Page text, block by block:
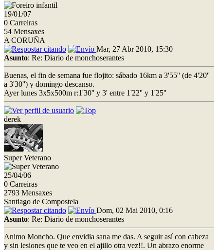
19/01/07
0 Carreiras
54 Mensaxes
A CORUÑA
Mar, 27 Abr 2010, 15:30
Asunto: Re: Diario de monchoserantes
Buenas, el fin de semana fue flojito: sábado 16km a 3'55'' (de 4'20''
a 3'30'') y domingo descanso.
Ayer lunes 3x5x500m r:1'30'' y 3' entre 1'22'' y 1'25''
derek
Super Veterano
25/04/06
0 Carreiras
2793 Mensaxes
Santiago de Compostela
Dom, 02 Mai 2010, 0:16
Asunto: Re: Diario de monchoserantes
Animo Moncho. Que envidia sana me das. A seguir así con cabeza
y sin lesiones que te veo en el ajillo otra vez!!. Un abrazo enorme